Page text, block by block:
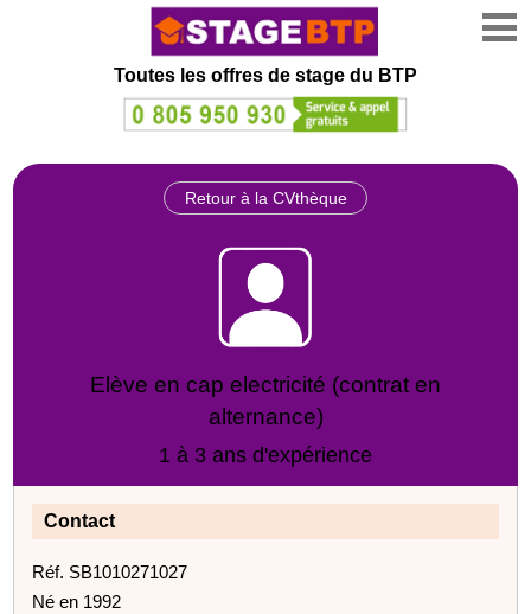
Toutes les offres de stage du BTP
Retour à la CVthèque
Elève en cap electricité (contrat en
alternance)
1 à 3 ans d'expérience
Contact
Réf. SB1010271027
Né en 1992